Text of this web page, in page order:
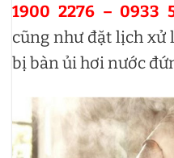
1900 2276 – 0933
cũng như đặt lịch xử
bị bàn ủi hơi nước